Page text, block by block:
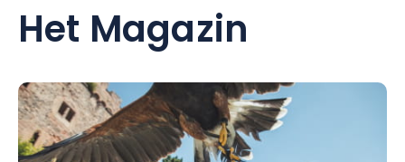
Het Magazin